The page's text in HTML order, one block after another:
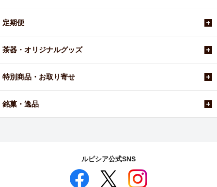
定期便
茶器・オリジナルグッズ
特別商品・お取り寄せ
銘菓・逸品
ルピシア公式SNS